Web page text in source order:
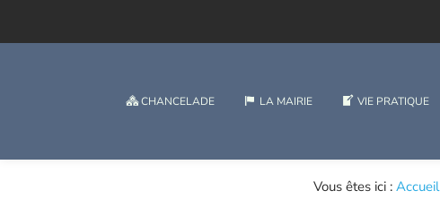
CHANCELADE LA MAIRIE VIE PRATIQUE
Vous êtes ici : Accueil